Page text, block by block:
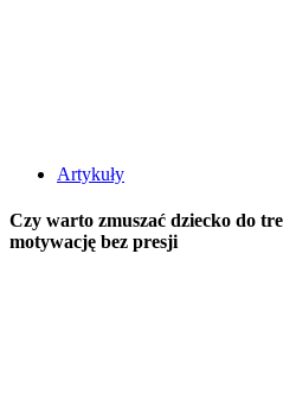
Artykuły
Czy warto zmuszać dziecko do
motywację bez presji